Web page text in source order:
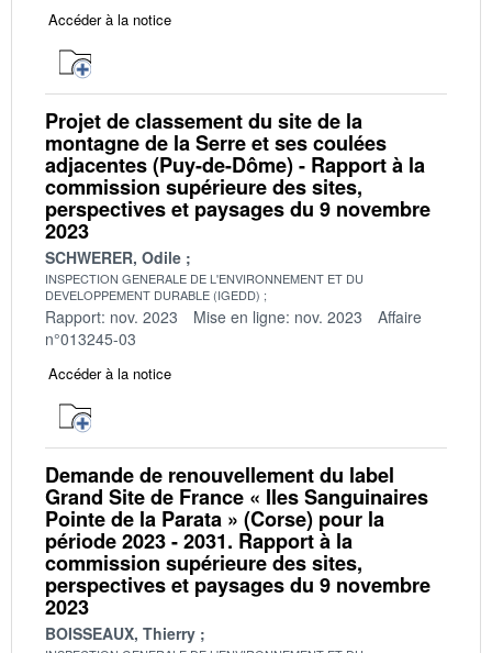
Accéder à la notice
Projet de classement du site de la
montagne de la Serre et ses coulées
adjacentes (Puy-de-Dôme) - Rapport à la
commission supérieure des sites,
perspectives et paysages du 9 novembre
2023
SCHWERER, Odile
INSPECTION GENERALE DE L'ENVIRONNEMENT ET DU
DEVELOPPEMENT DURABLE (IGEDD)
Rapport: nov. 2023 Mise en ligne: nov. 2023
Affaire
n°013245-03
Accéder à la notice
Demande de renouvellement du label
Grand Site de France « Iles Sanguinaires
Pointe de la Parata » (Corse) pour la
période 2023 - 2031. Rapport à la
commission supérieure des sites,
perspectives et paysages du 9 novembre
2023
BOISSEAUX, Thierry